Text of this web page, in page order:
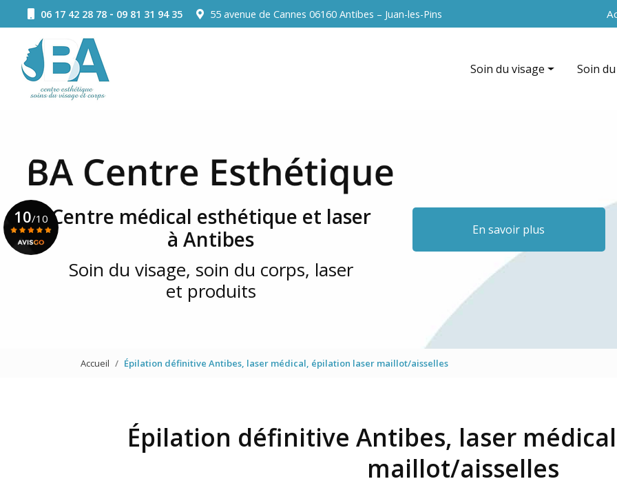
contenu
principal
06 17 42 28 78- 09 81 31 94 35 55 avenue de Cannes 06160 Antibes – Juan-les-Pins Navigation
Soin du visage
EndyMed intensif
Radiofréquence du visage
La microdermabrasion
Mésothérapie virtuelle du
Traitement des yeux
Soin
La
Centre médical esthétique et laser
à Antibes
Soin du visage, soin du corps, laser
et produits
En savoir plus
10/10
Accueil Épilation définitive Antibes, laser médical, épilation laser maillot/aisselles
Épilation définitive Antibes, laser
maillot/aisselles